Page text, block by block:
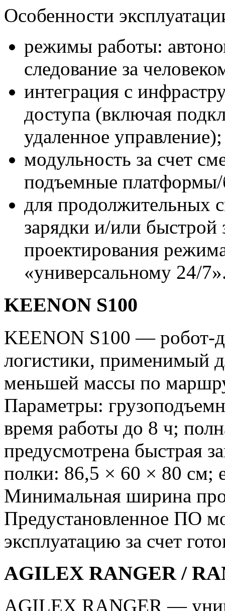
Особенности
режимы работы:
следование за
интеграция с
доступа (включая
удаленное управление);
модульность за счет
подъемные платформы/
для продолжительных
зарядки и/или
проектирования
«универсальному 24/
KEENON S100
KEENON S100 — робот-
логистики, применимый
меньшей массы по
Параметры:
время работы до 8 ч;
предусмотрена быстрая
полки: 86,5 × 60 × 80 см;
Минимальная ширина
Предустановленное ПО
эксплуатацию за счет
AGILEX RANGER /
AGILEX RANGER —